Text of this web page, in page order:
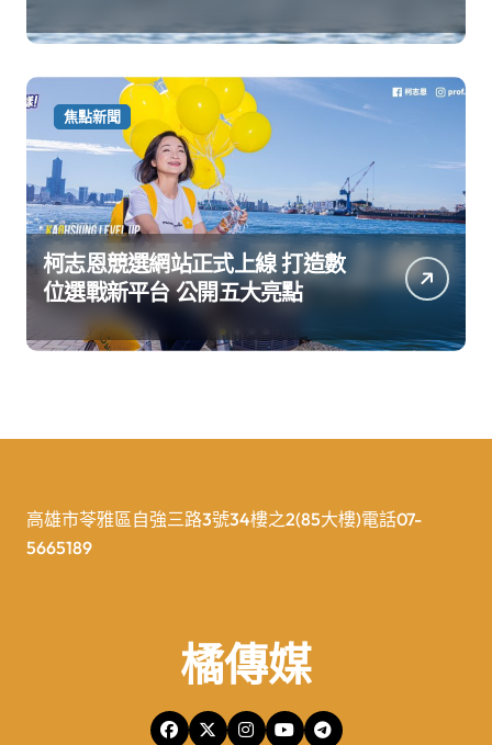
焦點新聞
柯志恩競選網站正式上線 打造數
位選戰新平台 公開五大亮點
高雄市苓雅區自強三路3號34樓之2(85大樓)電話07-
5665189
橘傳媒